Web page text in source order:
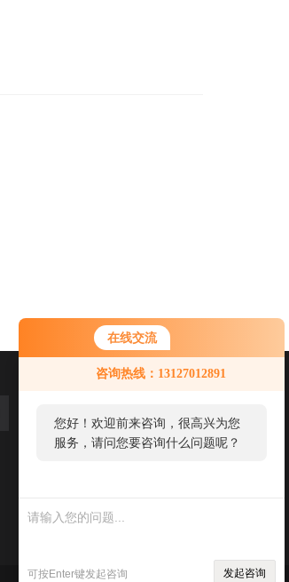
在线交流
咨询热线：13127012891
您好！欢迎前来咨询，很高兴为您
服务，请问您要咨询什么问题呢？
了需求产品，您可以直接在线与我
联系！
可按Enter键发起咨询 发起咨询